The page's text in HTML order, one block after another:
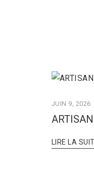
JUIN 9, 2026
LIRE LA